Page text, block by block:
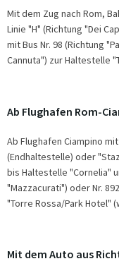
Mit dem Zug nach Rom,
Linie "H" (Richtung "Dei
mit Bus Nr. 98 (Richtung
Cannuta") zur Haltestelle
Ab Flughafen Rom-
Ab Flughafen Ciampino
(Endhaltestelle) oder
bis Haltestelle "Cornelia"
"Mazzacurati") oder Nr.
"Torre Rossa/Park Hotel"
Mit dem Auto aus